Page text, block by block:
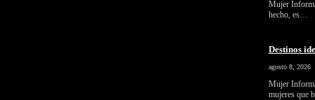
Mujer
hecho, es…
Destinos
agosto 8, 2026
Mujer
mujeres que